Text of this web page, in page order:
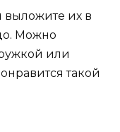
выложите их в
Можно
или
такой